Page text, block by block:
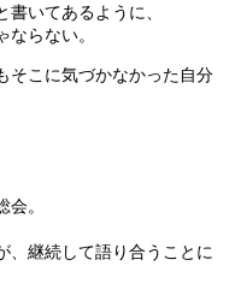
いてあるように、
らない。
そこに気づかなかった自分
。
、継続して語り合うことに